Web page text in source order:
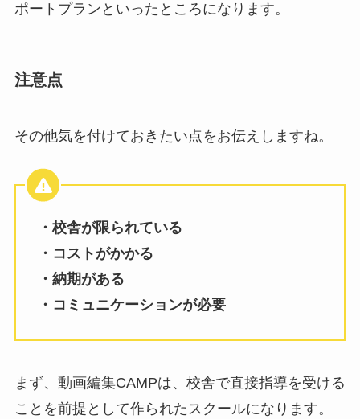
ポートプランといったところになります。
注意点
その他気を付けておきたい点をお伝えしますね。
・校舎が限られている
・コストがかかる
・納期がある
・コミュニケーションが必要
まず、動画編集CAMPは、校舎で直接指導を受ける
ことを前提として作られたスクールになります。